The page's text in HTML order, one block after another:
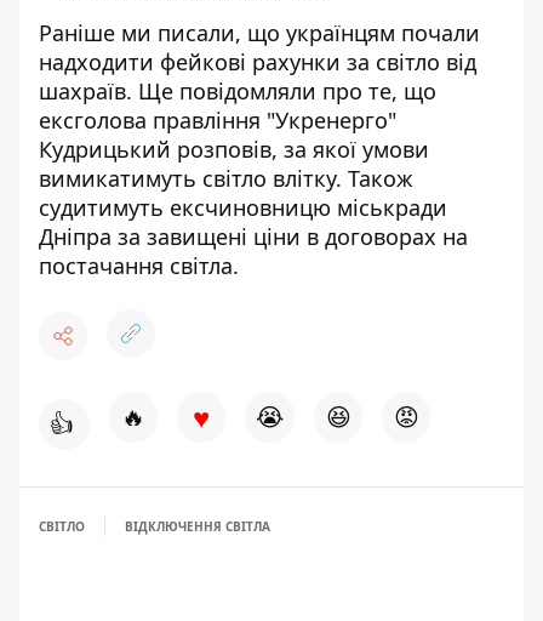
Раніше ми писали, що українцям почали
надходити фейкові рахунки за світло від
шахраїв. Ще повідомляли про те, що
ексголова правління "Укренерго"
Кудрицький розповів, за якої умови
вимикатимуть світло влітку. Також
судитимуть ексчиновницю міськради
Дніпра за завищені ціни в договорах на
постачання світла.
👍 🔥 ♥ 😭 😆 😡
СВІТЛО ВІДКЛЮЧЕННЯ СВІТЛА